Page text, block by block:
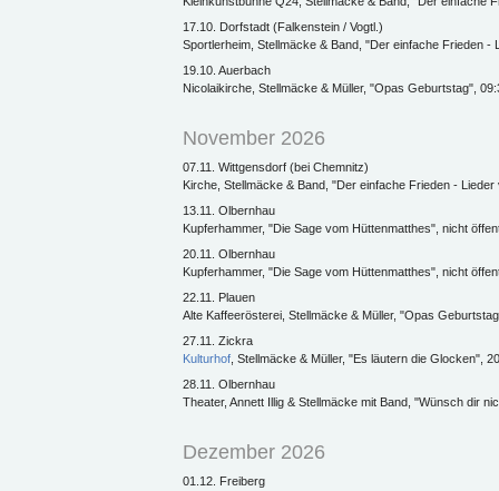
17.10. Dorfstadt (Falkenstein / Vogtl.)
Sportlerheim, Stellmäcke & Band, "Der einfache Frieden -
19.10. Auerbach
Nicolaikirche, Stellmäcke & Müller, "Opas Geburtstag",
November 2026
07.11. Wittgensdorf (bei Chemnitz)
Kirche, Stellmäcke & Band, "Der einfache Frieden -
13.11. Olbernhau
Kupferhammer, "Die Sage vom Hüttenmatthes", nicht
20.11. Olbernhau
Kupferhammer, "Die Sage vom Hüttenmatthes", nicht
22.11. Plauen
Alte Kaffeerösterei, Stellmäcke & Müller, "Opas
27.11. Zickra
Kulturhof , Stellmäcke & Müller, "Es läutern die Glocken",
28.11. Olbernhau
Theater, Annett Illig & Stellmäcke mit Band, "Wünsch dir
Dezember 2026
01.12. Freiberg